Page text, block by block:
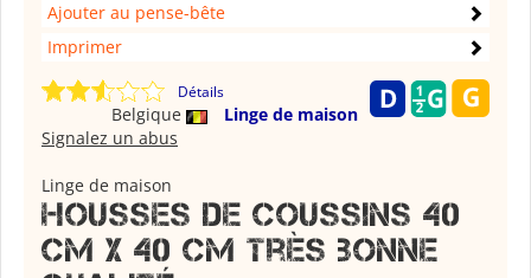
Ajouter au pense-bête
Imprimer
Détails
Belgique
Linge de maison
Signalez un abus
Linge de maison
Housses de coussins 40
cm X 40 cm très bonne